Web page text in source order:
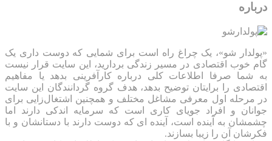
درباره
«پولدار شو»، یک چراغ راه است برای شمایی که دوست داری یک
گام خوب اقتصادی در مسیر زندگی بردارید، این سایت قرار نیست
به شما صرفا اطلاعات کلی درباره کارآفرینی بدهد یا مفاهیم
اقتصادی را برایتان توضیح بدهد، هدف گروه گردانندگان این سایت
در مرحله اول معرفی مشاغل مختلف و همچنین اشتغال‌زایی برای
جوانان و افراد جویای کاری است که سرمایه اندکی دارند اما
چشمشان به آینده است، آینده ای که دوست دارند با دستانشان و با
فکرشان آن را زیبا بسازند.